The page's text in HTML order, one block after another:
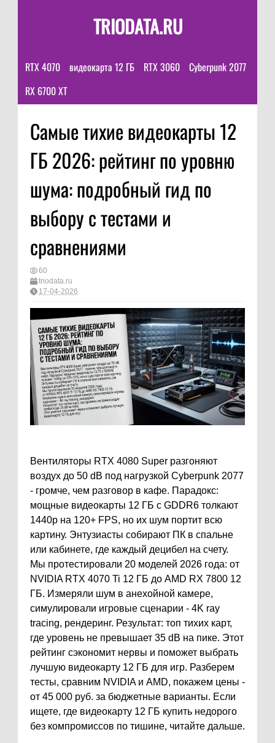
TRIODATA.RU
RTX 4070 видеокарта 12 ГБ RTX 3060
Cyberpunk 2077
RX 6700 XT
Самые тихие видеокарты 12
ГБ 2026: рейтинг по уровню
шума: подробный гид по
выбору с тестами и
сравнениями
60
triodata.ru
17-04-2026
Вентиляторы RTX 4080 Super разгоняют
воздух до 50 dB под нагрузкой Cyberpunk 2077
- громче, чем разговор в кафе. Парадокс:
мощные видеокарты 12 ГБ с GDDR6 толкают
1440p на 120+ FPS, но их шум портит всю
картину. Энтузиасты собирают ПК в спальне
или кабинете, где каждый децибел на счету.
Мы протестировали 20 моделей 2026 года: от
NVIDIA RTX 4070 Ti 12 ГБ до AMD RX 7800 12
ГБ. Измеряли шум в анехойной камере,
симулировали игровые сценарии - 4K ray
tracing, рендеринг. Результат: топ тихих карт,
где уровень не превышает 35 dB на пике. Этот
рейтинг сэкономит нервы и поможет выбрать
лучшую видеокарту 12 ГБ для игр. Разберем
тесты, сравним NVIDIA и AMD, покажем цены -
от 45 000 руб. за бюджетные варианты. Если
ищете, где видеокарту 12 ГБ купить недорого
без компромиссов по тишине, читайте дальше.